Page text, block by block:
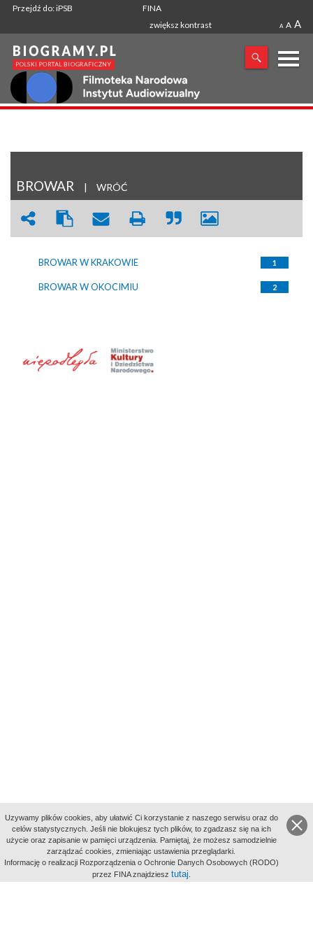
Przejdź do: iPSB
FINA
zwiększ kontrast
A A A
X
BROWAR | WRÓĆ
BROWAR W KRAKOWIE 1
BROWAR W OKOCIMIU 2
aktywności
Uzywamy plików cookies, aby ułatwić Ci korzystanie z naszego serwisu oraz do
celów statystycznych. Jeśli nie blokujesz tych plików, to zgadzasz się na ich
użycie oraz zapisanie w pamięci urządzenia. Pamiętaj, że możesz samodzielnie
zarządzać cookies, zmieniając ustawienia przeglądarki.
Informację o realizacji Rozporządzenia o Ochronie Danych Osobowych (RODO)
przez FINA znajdziesz tutaj